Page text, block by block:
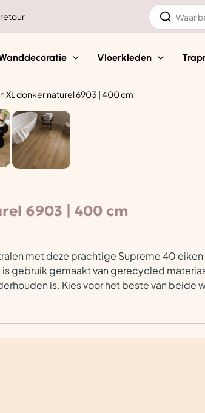
Zoeken
naar:
Vloerkleden
XL donker naturel 6903 | 400 cm
6903 | 400 cm
met deze prachtige Supreme 40
gebruik gemaakt van gerecycled
is. Kies voor het beste van beide